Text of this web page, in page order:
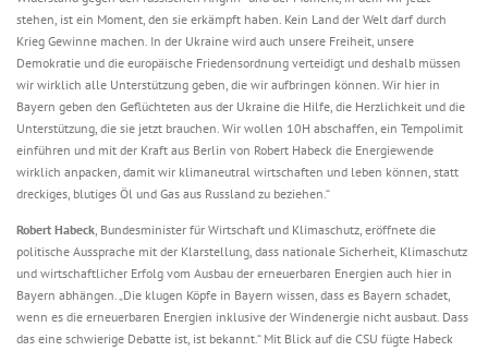
stehen, ist ein Moment, den sie erkämpft haben. Kein Land der Welt darf durch
Krieg Gewinne machen. In der Ukraine wird auch unsere Freiheit, unsere
Demokratie und die europäische Friedensordnung verteidigt und deshalb müssen
wir wirklich alle Unterstützung geben, die wir aufbringen können. Wir hier in
Bayern geben den Geflüchteten aus der Ukraine die Hilfe, die Herzlichkeit und die
Unterstützung, die sie jetzt brauchen. Wir wollen 10H abschaffen, ein Tempolimit
einführen und mit der Kraft aus Berlin von Robert Habeck die Energiewende
wirklich anpacken, damit wir klimaneutral wirtschaften und leben können, statt
dreckiges, blutiges Öl und Gas aus Russland zu beziehen.“
Robert Habeck, Bundesminister für Wirtschaft und Klimaschutz, eröffnete die
politische Aussprache mit der Klarstellung, dass nationale Sicherheit, Klimaschutz
und wirtschaftlicher Erfolg vom Ausbau der erneuerbaren Energien auch hier in
Bayern abhängen. „Die klugen Köpfe in Bayern wissen, dass es Bayern schadet,
wenn es die erneuerbaren Energien inklusive der Windenergie nicht ausbaut. Dass
das eine schwierige Debatte ist, ist bekannt.“ Mit Blick auf die CSU fügte Habeck